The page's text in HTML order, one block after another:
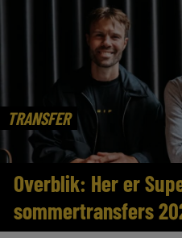
TRANSFER
Overblik: Her er
sommertransfers